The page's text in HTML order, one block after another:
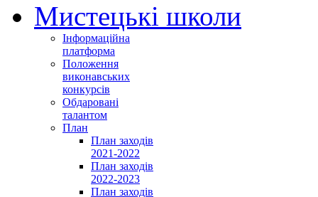
Мистецькі школи
Інформаційна
платформа
Положення
виконавських
конкурсів
Обдаровані
талантом
План
План заходів
2021-2022
План заходів
2022-2023
План заходів